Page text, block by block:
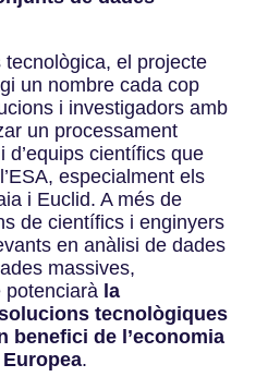
el projecte
un nombre cada cop
i investigadors amb
un processament
d’equips científics que
especialment els
i Euclid. A més de
de científics i enginyers
en anàlisi de dades
massives,
potenciarà la
tecnològiques
benefici de l’economia
.